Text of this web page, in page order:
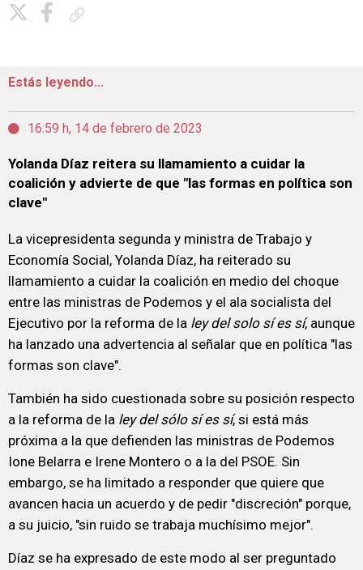
Estás leyendo...
16:59 h, 14 de febrero de 2023
Yolanda Díaz reitera su llamamiento a cuidar la
coalición y advierte de que "las formas en política son
clave"
La vicepresidenta segunda y ministra de Trabajo y
Economía Social, Yolanda Díaz, ha reiterado su
llamamiento a cuidar la coalición en medio del choque
entre las ministras de Podemos y el ala socialista del
Ejecutivo por la reforma de la ley del solo sí es sí, aunque
ha lanzado una advertencia al señalar que en política "las
formas son clave".
También ha sido cuestionada sobre su posición respecto
a la reforma de la ley del sólo sí es sí, si está más
próxima a la que defienden las ministras de Podemos
Ione Belarra e Irene Montero o a la del PSOE. Sin
embargo, se ha limitado a responder que quiere que
avancen hacia un acuerdo y de pedir "discreción" porque,
a su juicio, "sin ruido se trabaja muchísimo mejor".
Díaz se ha expresado de este modo al ser preguntado